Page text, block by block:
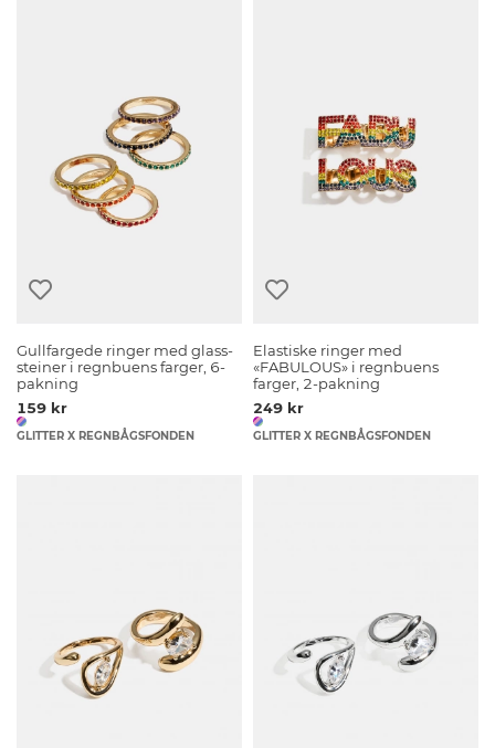
Gullfargede ringer med glass-
steiner i regnbuens farger, 6-
pakning
159 kr
GLITTER X REGNBÅGSFONDEN
Elastiske ringer med
«FABULOUS» i regnbuens
farger, 2-pakning
249 kr
GLITTER X REGNBÅGSFONDEN